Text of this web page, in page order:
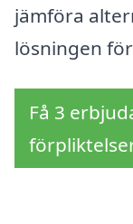
jämföra
lösningen
Få 3